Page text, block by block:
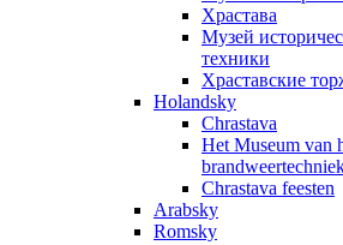
Храстава
Музей
техники
Храставские
Holandsky
Chrastava
Het Museum van
Chrastava feesten
Arabsky
Romsky